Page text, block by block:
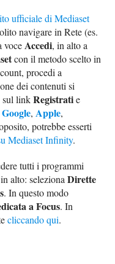
ufficiale di Mediaset
navigare in Rete (es.
voce Accedi, in alto a
con il metodo scelto in
procedi a
dei contenuti si
sul linkRegistratie
Google, Apple,
potrebbe esserti
Mediaset Infinity.
tutti i programmi
in alto: selezionaDirette
. In questo modo
a Focus. In
cliccando qui.